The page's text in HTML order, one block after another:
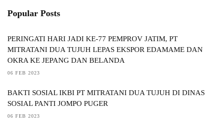
Popular Posts
PERINGATI HARI JADI KE-77 PEMPROV JATIM, PT
MITRATANI DUA TUJUH LEPAS EKSPOR EDAMAME DAN
OKRA KE JEPANG DAN BELANDA
06 FEB 2023
BAKTI SOSIAL IKBI PT MITRATANI DUA TUJUH DI DINAS
SOSIAL PANTI JOMPO PUGER
06 FEB 2023